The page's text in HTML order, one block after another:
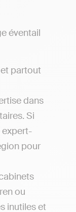
éventail
partout
dans
Si
expert-
pour
ou
inutiles et